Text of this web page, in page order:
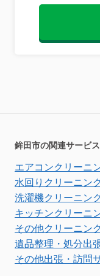
鉾田市の関連サービス
エアコンクリーニ
水回りクリーニン
洗濯機クリーニン
キッチンクリーニ
その他クリーニン
遺品整理・処分出
その他出張・訪問